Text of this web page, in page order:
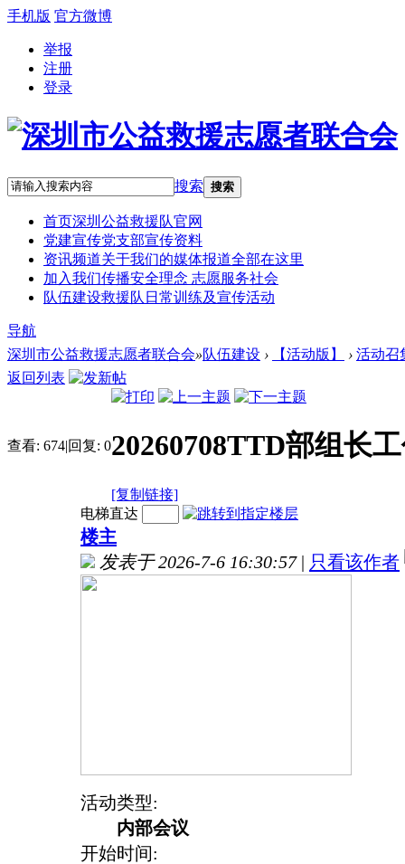
手机版 官方微博
举报
注册
登录
搜索 搜索
首页深圳公益救援队官网
党建宣传党支部宣传资料
资讯频道关于我们的媒体报道全部在这里
加入我们传播安全理念 志愿服务社会
队伍建设救援队日常训练及宣传活动
导航
深圳市公益救援志愿者联合会»队伍建设 › 【活动版】 › 活动召
返回列表
查看: 674|回复: 020260708TTD部组长
[复制链接]
电梯直达
楼主
发表于 2026-7-6 16:30:57 | 只看该作者
活动类型:
内部会议
开始时间: